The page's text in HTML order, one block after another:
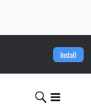
Install